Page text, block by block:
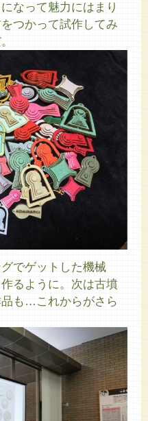
なって魅力にはまり
つかって試作してみ
でゲットした機械
るように。次は古墳
も…これからがさら